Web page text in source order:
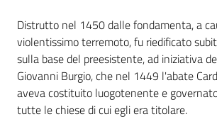
Distrutto nel 1450 dalle fondamenta, a
violentissimo terremoto, fu riedificato
sulla base del preesistente, ad iniziativa
Giovanni Burgio, che nel 1449 l'abate
aveva costituito luogotenente e
tutte le chiese di cui egli era titolare.